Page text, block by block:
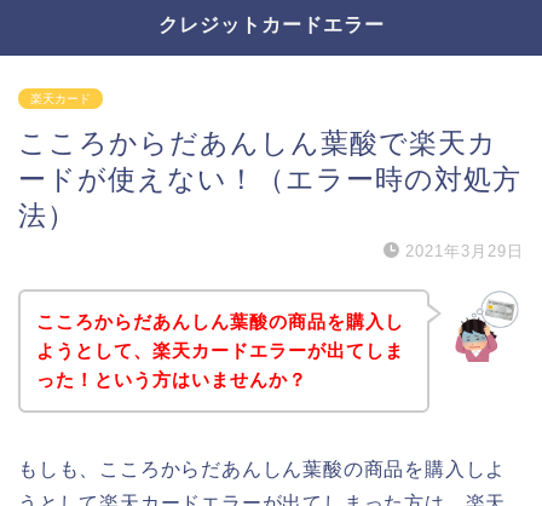
クレジットカードエラー
楽天カード
こころからだあんしん葉酸で楽天カ
ードが使えない！（エラー時の対処方
法）
2021年3月29日
こころからだあんしん葉酸の商品を購入し
ようとして、楽天カードエラーが出てしま
った！という方はいませんか？
もしも、こころからだあんしん葉酸の商品を購入しよ